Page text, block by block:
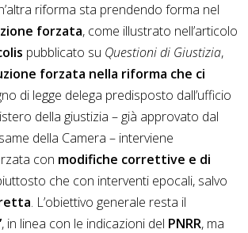
riforma sta prendendo forma nel
forzata, come illustrato nell’articolo
pubblicato su Questioni di Giustizia,
forzata nella riforma che ci
di legge delega predisposto dall’ufficio
della giustizia – già approvato dal
della Camera – interviene
con modifiche correttive e di
che con interventi epocali, salvo
. L’obiettivo generale resta il
, in linea con le indicazioni del PNRR, ma